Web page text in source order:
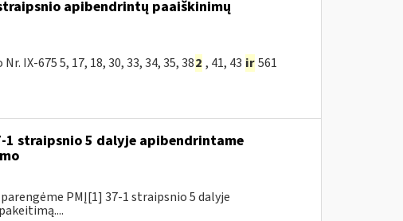
apibendrintų paaiškinimų
IX-675 5, 17, 18, 30, 33, 34, 35, 382 , 41, 43 ir 561
1 straipsnio 5 dalyje apibendrintame
PMĮ[1] 37-1 straipsnio 5 dalyje